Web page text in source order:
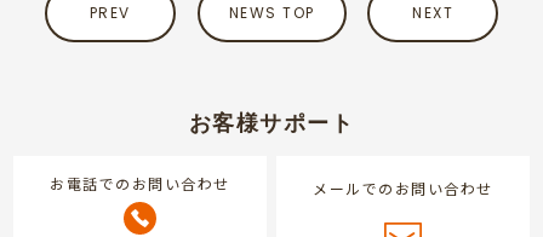
PREV NEWS TOP NEXT
お客様サポート
お電話でのお問い合わせ メールでのお問い合わせ